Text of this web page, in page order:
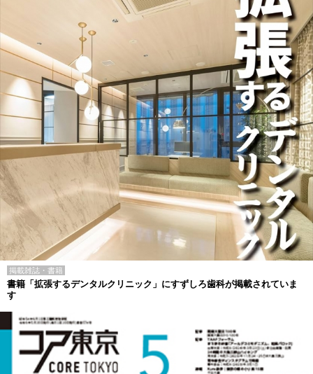
掲載雑誌・書籍
書籍「拡張するデンタルクリニック」にすずしろ歯科が掲載されていま
す